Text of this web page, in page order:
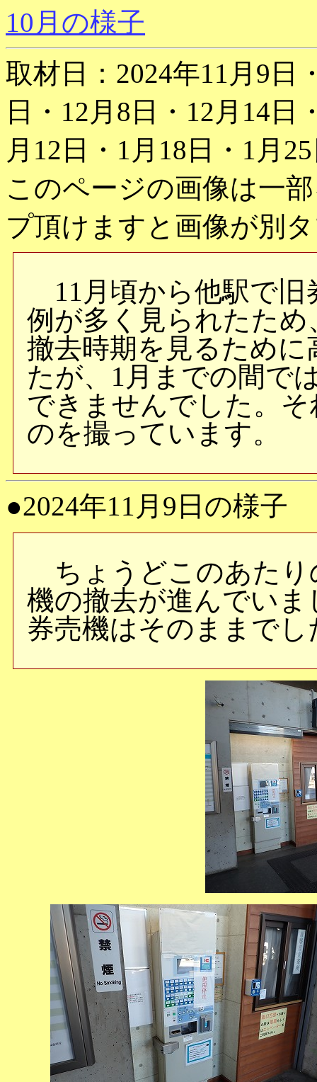
10月の様子
取材日：2024年11月9日
日・12月8日・12月14日
月12日・1月18日・1月
このページの画像は一
プ頂けますと画像が別
11月頃から他駅で旧
例が多く見られたた
撤去時期を見るため
たが、1月までの間で
できませんでした。
のを撮っています。
●2024年11月9日の様子
ちょうどこのあたり
機の撤去が進んでい
券売機はそのままでし